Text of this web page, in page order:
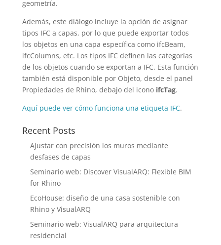
geometría.
Además, este diálogo incluye la opción de asignar
tipos IFC a capas, por lo que puede exportar todos
los objetos en una capa específica como ifcBeam,
ifcColumns, etc. Los tipos IFC definen las categorías
de los objetos cuando se exportan a IFC. Esta función
también está disponible por Objeto, desde el panel
Propiedades de Rhino, debajo del icono ifcTag.
Aquí puede ver cómo funciona una etiqueta IFC.
Recent Posts
Ajustar con precisión los muros mediante
desfases de capas
Seminario web: Discover VisualARQ: Flexible BIM
for Rhino
EcoHouse: diseño de una casa sostenible con
Rhino y VisualARQ
Seminario web: VisualARQ para arquitectura
residencial